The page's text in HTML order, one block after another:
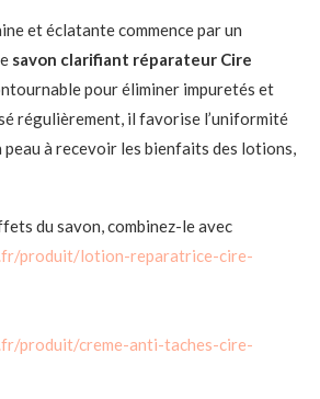
et éclatante commence par un
savon clarifiant réparateur Cire
pour éliminer impuretés et
régulièrement, il favorise l’uniformité
à recevoir les bienfaits des lotions,
du savon, combinez-le avec
produit/lotion-reparatrice-cire-
produit/creme-anti-taches-cire-